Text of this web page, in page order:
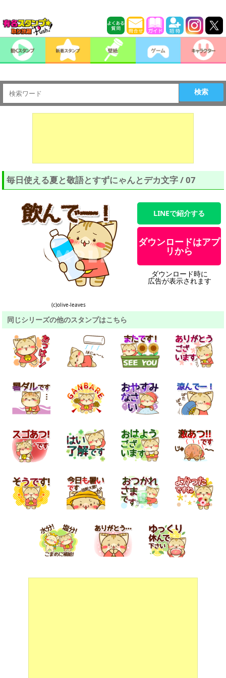
検索
毎日使える夏と敬語とすずにゃんとデカ文字 / 07
(c)olive-leaves
LINEで紹介する
ダウンロードはアプ
リから
ダウンロード時に
広告が表示されます
同じシリーズの他のスタンプはこちら